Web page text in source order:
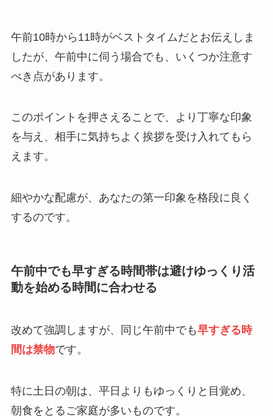
午前10時から11時がベストタイムだとお伝えしま
したが、午前中に伺う場合でも、いくつか注意す
べき点があります。
このポイントを押さえることで、より丁寧な印象
を与え、相手に気持ちよく挨拶を受け入れてもら
えます。
細やかな配慮が、あなたの第一印象を格段に良く
するのです。
午前中でも早すぎる時間帯は避けゆっくり活
動を始める時間に合わせる
改めて強調しますが、同じ午前中でも早すぎる時
間は禁物です。
特に土日の朝は、平日よりもゆっくりと目覚め、
朝食をとるご家庭が多いものです。